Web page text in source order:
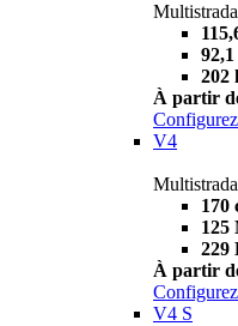
202
À partir
V4
170
125
229
À partir
V4 S